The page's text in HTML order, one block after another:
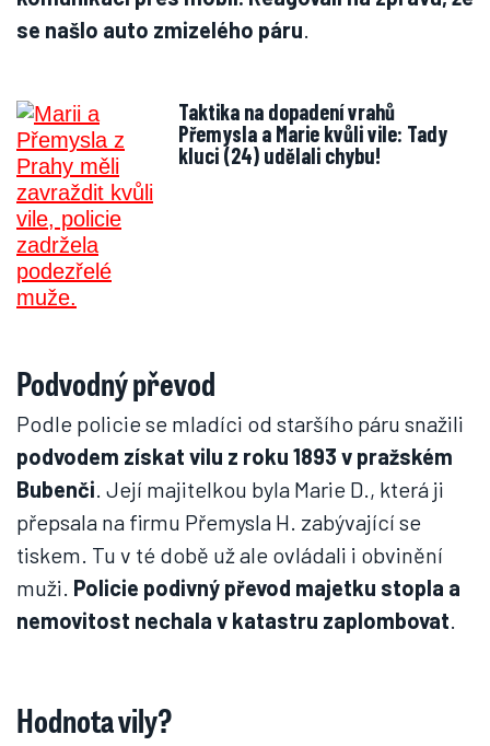
se našlo auto zmizelého páru.
Taktika na dopadení vrahů
Přemysla a Marie kvůli vile: Tady
kluci (24) udělali chybu!
Podvodný převod
Podle policie se mladíci od staršího páru snažili
podvodem získat vilu z roku 1893 v pražském
Bubenči. Její majitelkou byla Marie D., která ji
přepsala na firmu Přemysla H. zabývající se
tiskem. Tu v té době už ale ovládali i obvinění
muži. Policie podivný převod majetku stopla a
nemovitost nechala v katastru zaplombovat.
Hodnota vily?